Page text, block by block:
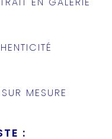
MESURE
: